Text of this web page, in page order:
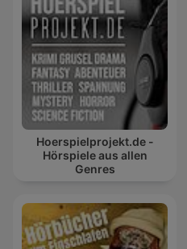
Hoerspielprojekt.de -
Hörspiele aus allen
Genres